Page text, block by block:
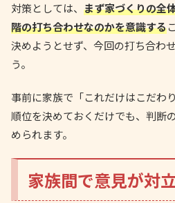
対策としては、 まず家づくりの全
階の打ち合わせなのかを意識する
決めようとせず、今回の打ち合わ
う。
事前に家族で「これだけはこだわ
順位を決めておくだけでも、判断
められます。
家族間で意見が対